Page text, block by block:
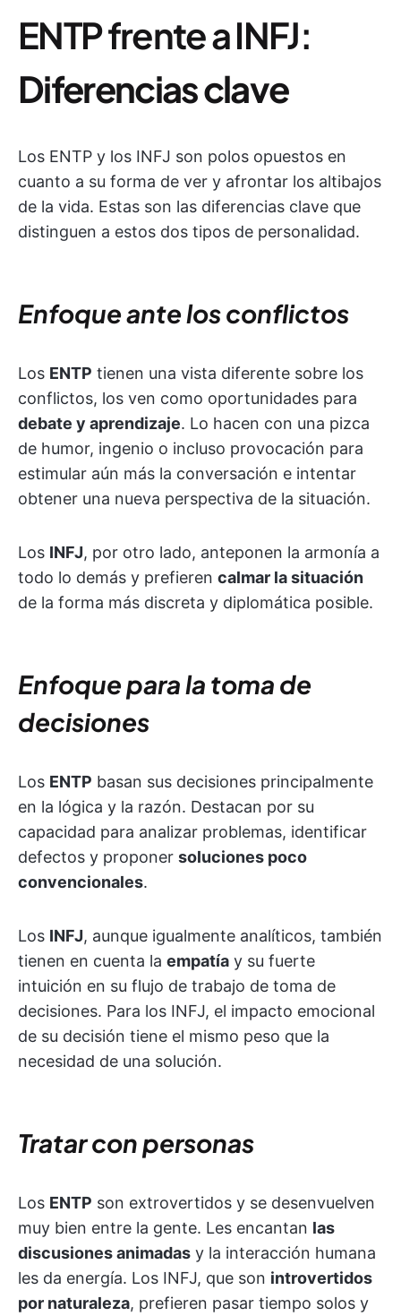
ENTP frente a INFJ:
Diferencias clave
Los ENTP y los INFJ son polos opuestos en
cuanto a su forma de ver y afrontar los altibajos
de la vida. Estas son las diferencias clave que
distinguen a estos dos tipos de personalidad.
Enfoque ante los conflictos
Los ENTP tienen una vista diferente sobre los
conflictos, los ven como oportunidades para
debate y aprendizaje. Lo hacen con una pizca
de humor, ingenio o incluso provocación para
estimular aún más la conversación e intentar
obtener una nueva perspectiva de la situación.
Los INFJ, por otro lado, anteponen la armonía a
todo lo demás y prefieren calmar la situación
de la forma más discreta y diplomática posible.
Enfoque para la toma de
decisiones
Los ENTP basan sus decisiones principalmente
en la lógica y la razón. Destacan por su
capacidad para analizar problemas, identificar
defectos y proponer soluciones poco
convencionales.
Los INFJ, aunque igualmente analíticos, también
tienen en cuenta la empatía y su fuerte
intuición en su flujo de trabajo de toma de
decisiones. Para los INFJ, el impacto emocional
de su decisión tiene el mismo peso que la
necesidad de una solución.
Tratar con personas
Los ENTP son extrovertidos y se desenvuelven
muy bien entre la gente. Les encantan las
discusiones animadas y la interacción humana
les da energía. Los INFJ, que son introvertidos
por naturaleza, prefieren pasar tiempo solos y